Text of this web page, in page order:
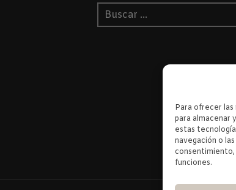
Para ofrecer
para almacenar
estas
navegación o
funciones.